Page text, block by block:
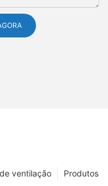
Produtos
ventilação